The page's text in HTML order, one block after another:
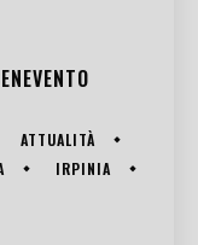
ATTUALITÀ
IRPINIA